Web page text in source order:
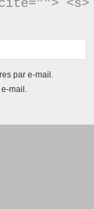
par e-mail.
mail.